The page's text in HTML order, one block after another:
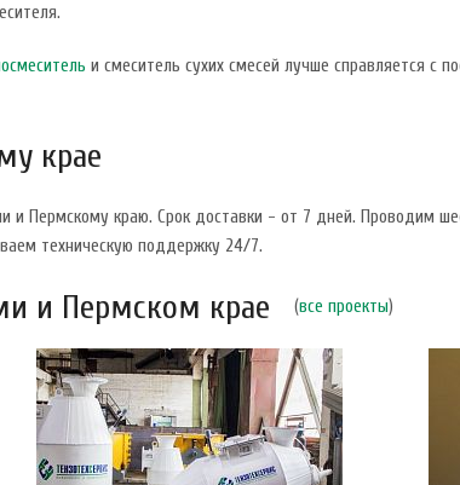
и смеситель сухих смесей лучше справляется с
крае
и Пермскому краю. Срок доставки - от 7 дней. Проводим
техническую поддержку 24/7.
и Пермском крае (все проекты)